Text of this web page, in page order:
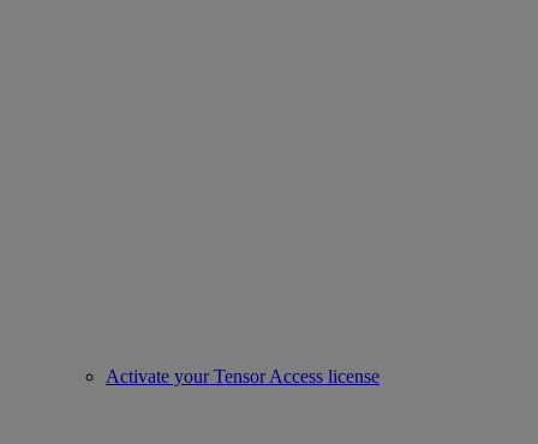
Activate your Tensor Access license